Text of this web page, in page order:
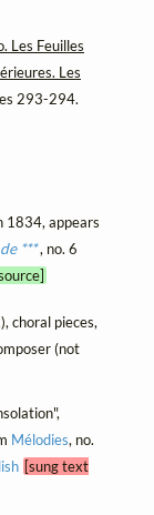
Les Feuilles
Les
293-294.
appears
de ***, no. 6
choral pieces,
(not
Mélodies, no.
[sung text